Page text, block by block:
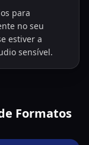
para
no seu
estiver a
sensível.
Formatos